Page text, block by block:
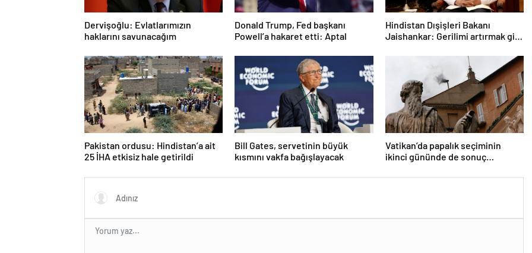
Dervişoğlu: Evlatlarımızın
haklarını savunacağım
Donald Trump, Fed başkanı
Powell’a hakaret etti: Aptal
Hindistan Dışişleri Bakanı
Jaishankar: Gerilimi artırmak gibi
Pakistan ordusu: Hindistan’a ait
25 İHA etkisiz hale getirildi
Bill Gates, servetinin büyük
kısmını vakfa bağışlayacak
Vatikan’da papalık seçiminin
ikinci gününde de sonuç